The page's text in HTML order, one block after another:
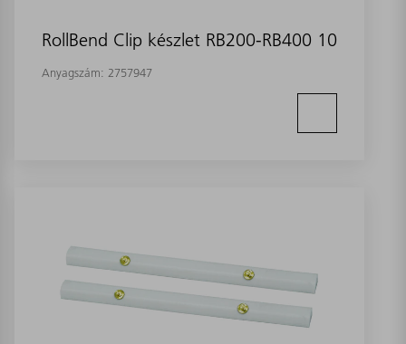
RollBend Clip készlet RB200-RB400 10
Anyagszám: 2757947